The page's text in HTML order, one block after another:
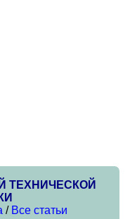
ТЕХНИЧЕСКОЙ
/ Все статьи